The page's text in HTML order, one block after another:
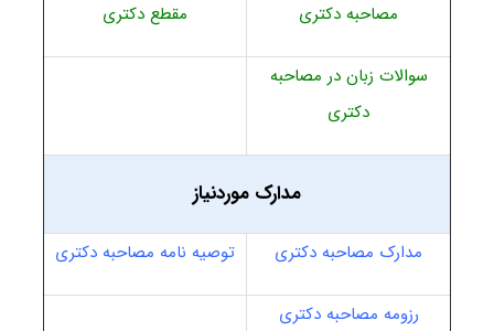
مصاحبه دکتری
مقطع دکتری
سوالات زبان در مصاحبه
دکتری
مدارک موردنیاز
مدارک مصاحبه دکتری توصیه نامه مصاحبه دکتری
رزومه مصاحبه دکتری